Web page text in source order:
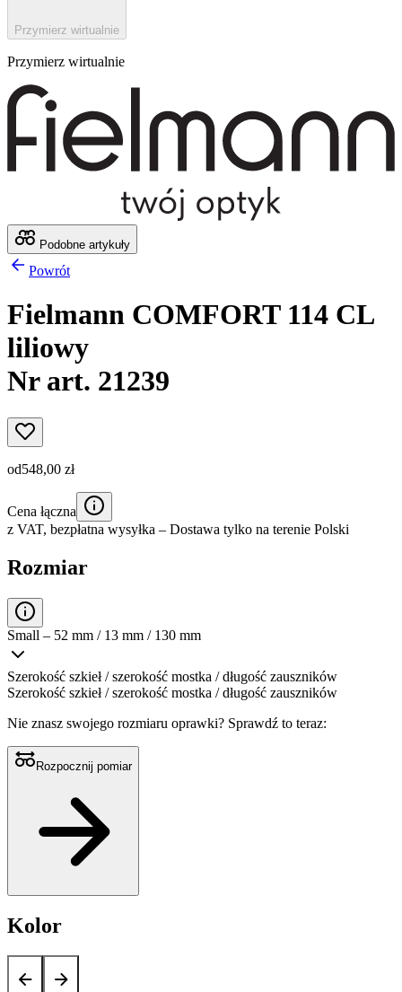
Przymierz wirtualnie
Przymierz wirtualnie
Podobne artykuły
Powrót
Fielmann COMFORT 114 CL
liliowy
Nr art. 21239
od548,00 zł
Cena łączna
z VAT, bezpłatna wysyłka – Dostawa tylko na terenie Polski
Rozmiar
Small – 52 mm / 13 mm / 130 mm
Szerokość szkieł / szerokość mostka / długość zauszników
Szerokość szkieł / szerokość mostka / długość zauszników
Nie znasz swojego rozmiaru oprawki? Sprawdź to teraz:
Rozpocznij pomiar
Kolor